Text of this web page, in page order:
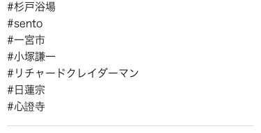
#杉戸浴場
#sento
#一宮市
#小塚謙一
#リチャードクレイダーマン
#日蓮宗
#心證寺